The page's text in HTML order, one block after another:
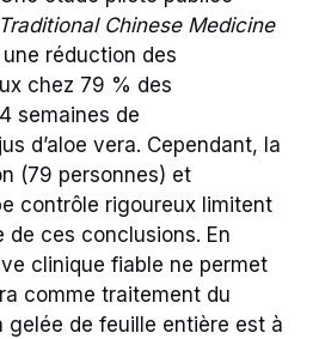
Chinese Medicine
réduction des
chez 79 % des
semaines de
d’aloe vera. Cependant, la
(79 personnes) et
contrôle rigoureux limitent
ces conclusions. En
clinique fiable ne permet
comme traitement du
gelée de feuille entière est à